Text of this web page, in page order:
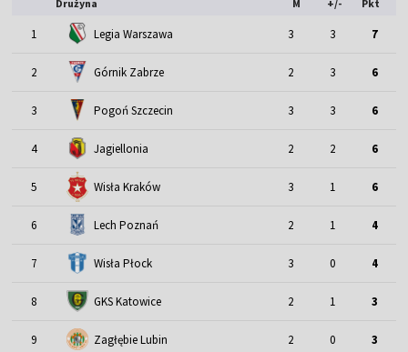
Drużyna M +/- Pkt
1 Legia Warszawa 3 3 7
2 Górnik Zabrze 2 3 6
3 Pogoń Szczecin 3 3 6
4 Jagiellonia 2 2 6
5 Wisła Kraków 3 1 6
6 Lech Poznań 2 1 4
7 Wisła Płock 3 0 4
8 GKS Katowice 2 1 3
9 Zagłębie Lubin 2 0 3